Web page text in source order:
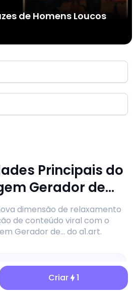
de Homens Loucos
Principais do
Gerador de...
dimensão de relaxamento
de conteúdo viral com o
Gerador de... do a1.art.
Criar 1